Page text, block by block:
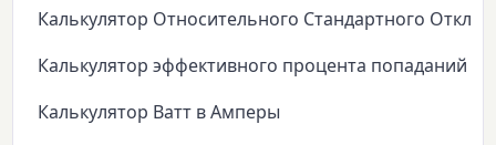
Калькулятор Относительного Стандартного
Калькулятор эффективного процента попаданий
Калькулятор Ватт в Амперы